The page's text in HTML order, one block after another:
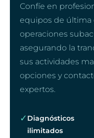
Confíe en
equipos de última
operaciones
asegurando la
sus actividades
opciones y
expertos.
✓ Diagnósticos
ilimitados